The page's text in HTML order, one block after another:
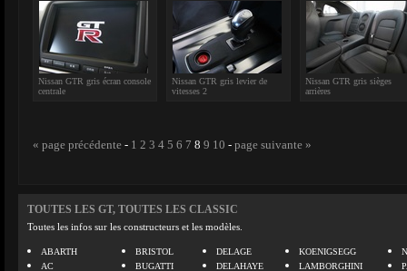
Nissan GTR gris écran console
centrale
Nissan GTR gris levier de
vitesses 2
Nissan GTR gris sièges
arrières
« page précédente - 1 2 3 4 5 6 7 8 9 10 - page suivante »
TOUTES LES GT, TOUTES LES CLASSIC
Toutes les infos sur les constructeurs et les modèles.
ABARTH
AC
BRISTOL
BUGATTI
DELAGE
DELAHAYE
KOENIGSEGG
LAMBORGHINI